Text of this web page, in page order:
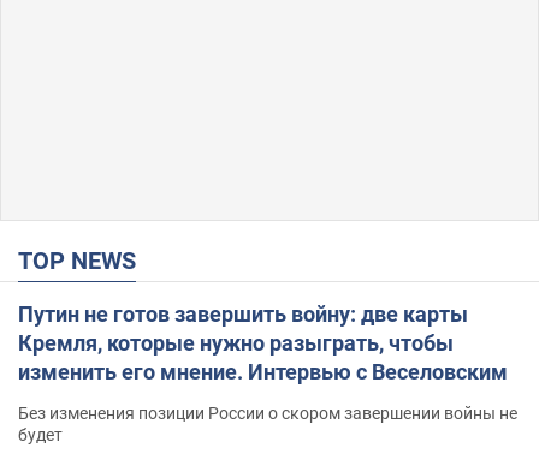
TOP NEWS
Путин не готов завершить войну: две карты
Кремля, которые нужно разыграть, чтобы
изменить его мнение. Интервью с Веселовским
Без изменения позиции России о скором завершении войны не
будет